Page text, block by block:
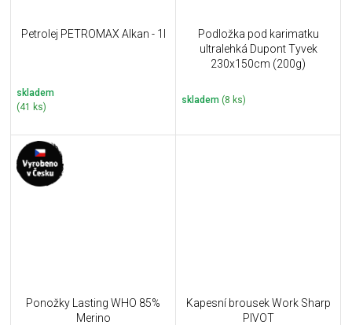
Petrolej PETROMAX Alkan - 1l
skladem
(41 ks)
Podložka pod karimatku
ultralehká Dupont Tyvek
230x150cm (200g)
skladem (8 ks)
Ponožky Lasting WHO 85%
Merino
Kapesní brousek Work Sharp
PIVOT